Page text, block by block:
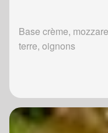
Base crème,
terre, oignons